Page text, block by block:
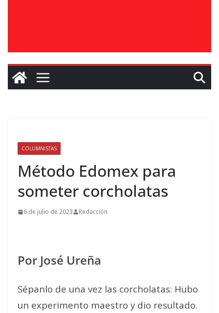
COLUMNISTAS
Método Edomex para
someter corcholatas
6 de julio de 2023 Redacción
Por José Ureña
Sépanlo de una vez las corcholatas: Hubo
un experimento maestro y dio resultado.